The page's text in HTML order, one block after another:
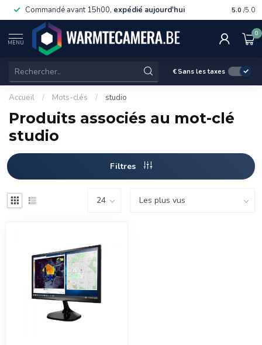
Commandé avant 15h00, expédié aujourd'hui 5.0 /5.0
MENU
0
€Sans les taxes
Accueil / Mots-clés / studio
Produits associés au mot-clé
studio
Filtres